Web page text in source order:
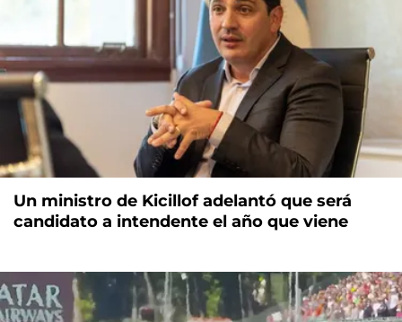
Un ministro de Kicillof adelantó que será
candidato a intendente el año que viene